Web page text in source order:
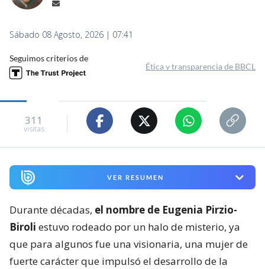
Sábado 08 Agosto, 2026 | 07:41
Seguimos criterios de
Ética y transparencia de BBCL
311
visitas
VER RESUMEN
Durante décadas, el nombre de Eugenia Pirzio-
Biroli estuvo rodeado por un halo de misterio, ya
que para algunos fue una visionaria, una mujer de
fuerte carácter que impulsó el desarrollo de la